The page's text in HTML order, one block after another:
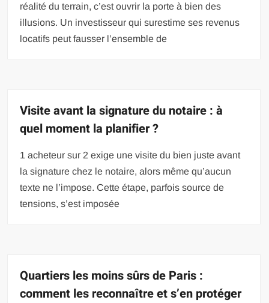
réalité du terrain, c’est ouvrir la porte à bien des
illusions. Un investisseur qui surestime ses revenus
locatifs peut fausser l’ensemble de
Visite avant la signature du notaire : à
quel moment la planifier ?
1 acheteur sur 2 exige une visite du bien juste avant
la signature chez le notaire, alors même qu’aucun
texte ne l’impose. Cette étape, parfois source de
tensions, s’est imposée
Quartiers les moins sûrs de Paris :
comment les reconnaître et s’en protéger